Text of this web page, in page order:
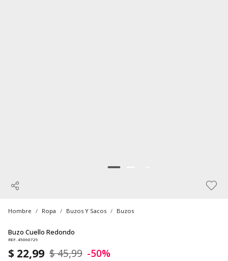
Hombre Ropa Buzos Y Sacos Buzos
Buzo Cuello Redondo
REF. 45060729
$ 22,99 $ 45,99 -50%